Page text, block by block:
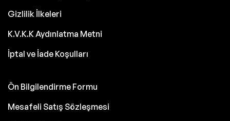
Gizlilik İlkeleri
K.V.K.K Aydınlatma Metni
İptal ve İade Koşulları
Ön Bilgilendirme Formu
Mesafeli Satış Sözleşmesi